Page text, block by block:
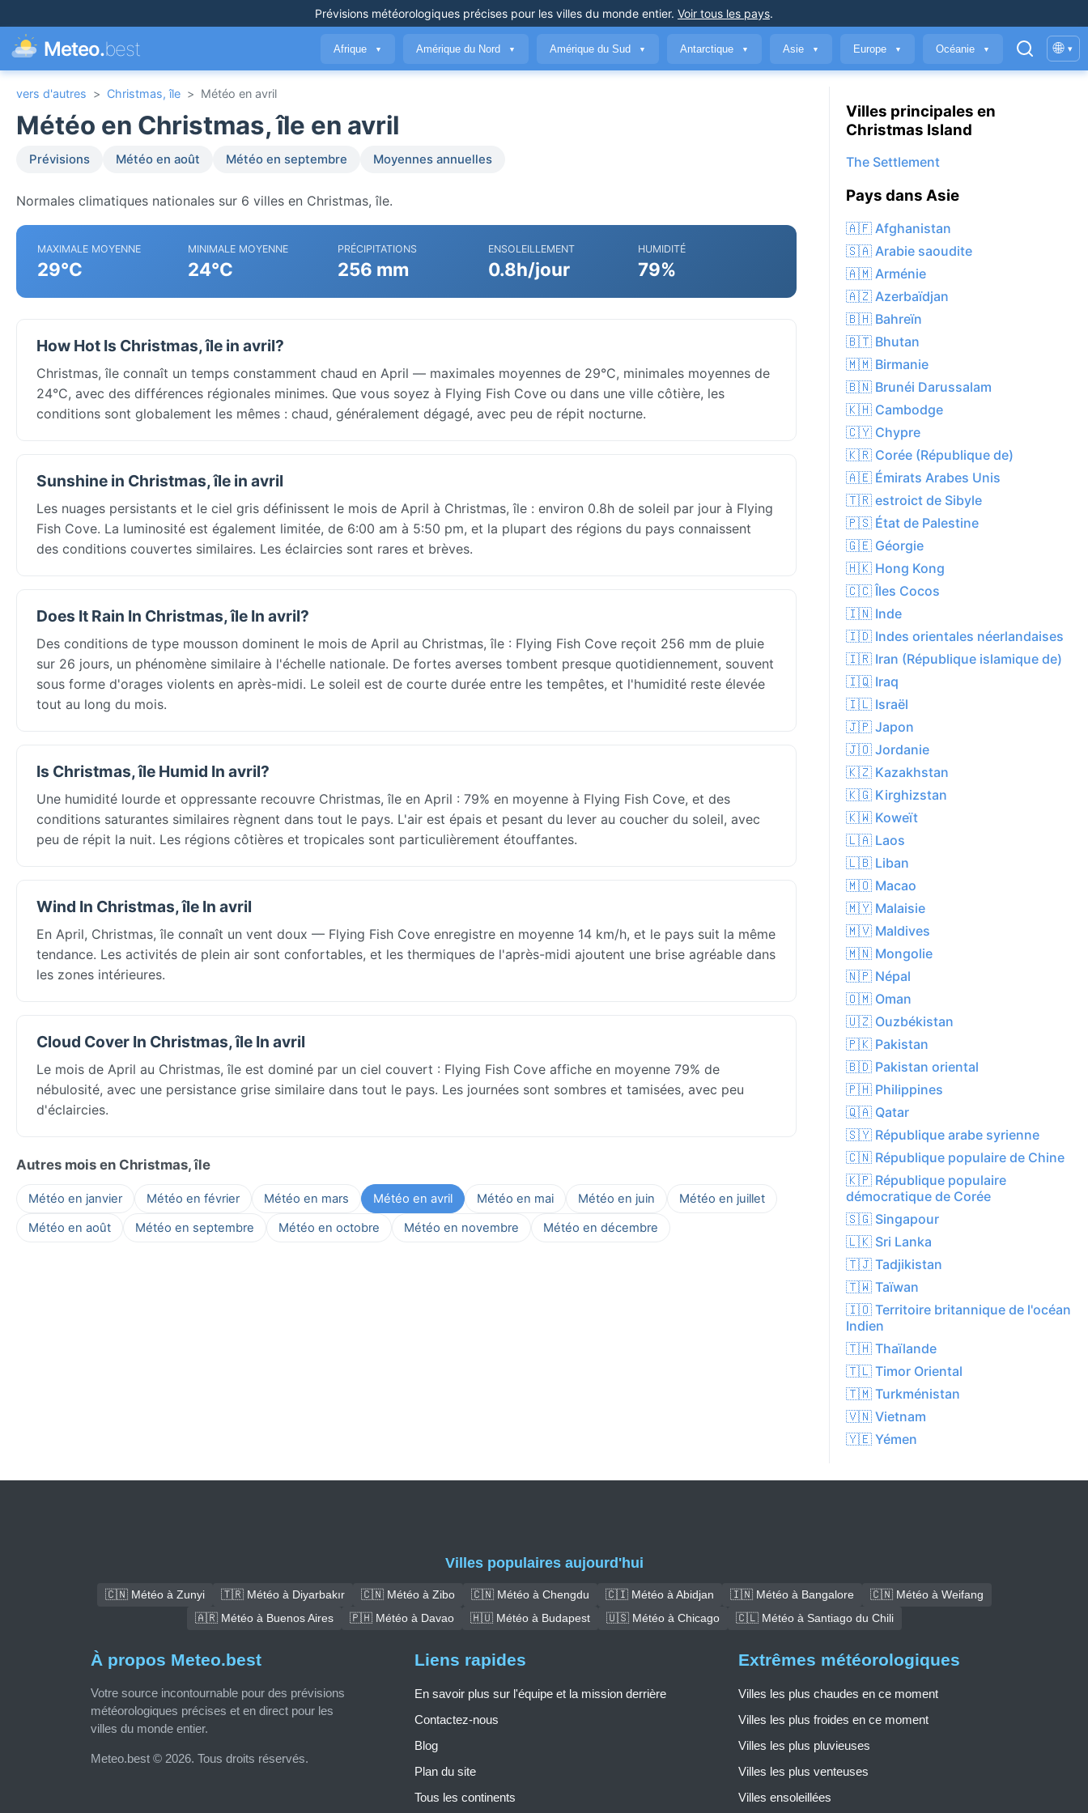
Prévisions météorologiques précises pour les villes du monde entier. Voir tous les pays.
Meteo.best Afrique ▼ Amérique du Nord ▼ Amérique du Sud ▼ Antarctique ▼ Asie ▼ Europe ▼ Océanie ▼ 🌐 ▾
vers d'autres > Christmas, île > Météo en avril
Météo en Christmas, île en avril
Prévisions Météo en août Météo en septembre Moyennes annuelles
Normales climatiques nationales sur 6 villes en Christmas, île.
MAXIMALE MOYENNE
29°C
MINIMALE MOYENNE
24°C
PRÉCIPITATIONS
256 mm
ENSOLEILLEMENT
0.8h/jour
HUMIDITÉ
79%
How Hot Is Christmas, île in avril?
Christmas, île connaît un temps constamment chaud en April — maximales moyennes de 29°C, minimales moyennes de
24°C, avec des différences régionales minimes. Que vous soyez à Flying Fish Cove ou dans une ville côtière, les
conditions sont globalement les mêmes : chaud, généralement dégagé, avec peu de répit nocturne.
Sunshine in Christmas, île in avril
Les nuages persistants et le ciel gris définissent le mois de April à Christmas, île : environ 0.8h de soleil par jour à Flying
Fish Cove. La luminosité est également limitée, de 6:00 am à 5:50 pm, et la plupart des régions du pays connaissent
des conditions couvertes similaires. Les éclaircies sont rares et brèves.
Does It Rain In Christmas, île In avril?
Des conditions de type mousson dominent le mois de April au Christmas, île : Flying Fish Cove reçoit 256 mm de pluie
sur 26 jours, un phénomène similaire à l'échelle nationale. De fortes averses tombent presque quotidiennement, souvent
sous forme d'orages violents en après-midi. Le soleil est de courte durée entre les tempêtes, et l'humidité reste élevée
tout au long du mois.
Is Christmas, île Humid In avril?
Une humidité lourde et oppressante recouvre Christmas, île en April : 79% en moyenne à Flying Fish Cove, et des
conditions saturantes similaires règnent dans tout le pays. L'air est épais et pesant du lever au coucher du soleil, avec
peu de répit la nuit. Les régions côtières et tropicales sont particulièrement étouffantes.
Wind In Christmas, île In avril
En April, Christmas, île connaît un vent doux — Flying Fish Cove enregistre en moyenne 14 km/h, et le pays suit la même
tendance. Les activités de plein air sont confortables, et les thermiques de l'après-midi ajoutent une brise agréable dans
les zones intérieures.
Cloud Cover In Christmas, île In avril
Le mois de April au Christmas, île est dominé par un ciel couvert : Flying Fish Cove affiche en moyenne 79% de
nébulosité, avec une persistance grise similaire dans tout le pays. Les journées sont sombres et tamisées, avec peu
d'éclaircies.
Autres mois en Christmas, île
Météo en janvier Météo en février Météo en mars Météo en avril Météo en mai Météo en juin
Météo en juillet
Météo en août
Météo en septembre Météo en octobre Météo en novembre Météo en décembre
Villes principales en
Christmas Island
The Settlement
Pays dans Asie
🇦🇫 Afghanistan
🇸🇦 Arabie saoudite
🇦🇲 Arménie
🇦🇿 Azerbaïdjan
🇧🇭 Bahreïn
🇧🇹 Bhutan
🇲🇲 Birmanie
🇧🇳 Brunéi Darussalam
🇰🇭 Cambodge
🇨🇾 Chypre
🇰🇷 Corée (République de)
🇦🇪 Émirats Arabes Unis
🇹🇷 estroict de Sibyle
🇵🇸 État de Palestine
🇬🇪 Géorgie
🇭🇰 Hong Kong
🇨🇨 Îles Cocos
🇮🇳 Inde
🇮🇩 Indes orientales néerlandaises
🇮🇷 Iran (République islamique de)
🇮🇶 Iraq
🇮🇱 Israël
🇯🇵 Japon
🇯🇴 Jordanie
🇰🇿 Kazakhstan
🇰🇬 Kirghizstan
🇰🇼 Koweït
🇱🇦 Laos
🇱🇧 Liban
🇲🇴 Macao
🇲🇾 Malaisie
🇲🇻 Maldives
🇲🇳 Mongolie
🇳🇵 Népal
🇴🇲 Oman
🇺🇿 Ouzbékistan
🇵🇰 Pakistan
🇧🇩 Pakistan oriental
🇵🇭 Philippines
🇶🇦 Qatar
🇸🇾 République arabe syrienne
🇨🇳 République populaire de Chine
🇰🇵 République populaire
démocratique de Corée
🇸🇬 Singapour
🇱🇰 Sri Lanka
🇹🇯 Tadjikistan
🇹🇼 Taïwan
🇮🇴 Territoire britannique de l'océan
Indien
🇹🇭 Thaïlande
🇹🇱 Timor Oriental
🇹🇲 Turkménistan
🇻🇳 Vietnam
🇾🇪 Yémen
Villes populaires aujourd'hui
🇨🇳 Météo à Zunyi 🇹🇷 Météo à Diyarbakır 🇨🇳 Météo à Zibo 🇨🇳 Météo à Chengdu 🇨🇮 Météo à Abidjan 🇮🇳 Météo à Bangalore
🇨🇳 Météo à Weifang
🇦🇷 Météo à Buenos Aires
🇵🇭 Météo à Davao 🇭🇺 Météo à Budapest 🇺🇸 Météo à Chicago 🇨🇱 Météo à Santiago du Chili
À propos Meteo.best
Votre source incontournable pour des prévisions
météorologiques précises et en direct pour les
villes du monde entier.
Meteo.best © 2026. Tous droits réservés.
Liens rapides
En savoir plus sur l'équipe et la mission derrière
Contactez-nous
Blog
Plan du site
Tous les continents
Extrêmes météorologiques
Villes les plus chaudes en ce moment
Villes les plus froides en ce moment
Villes les plus pluvieuses
Villes les plus venteuses
Villes ensoleillées